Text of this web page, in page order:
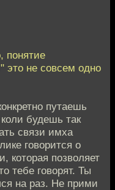
понятие
это не совсем одно
путаешь
будешь так
связи имха
говорится о
которая позволяет
тебе говорят. Ты
на раз. Не прими